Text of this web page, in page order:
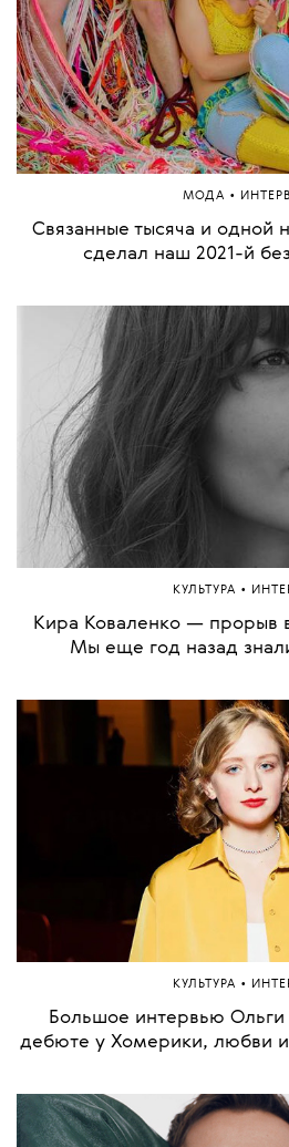
МОДА •
Связанные тысяча и одной
сделал наш 2021-й
КУЛЬТУРА •
Кира Коваленко — прорыв
Мы еще год назад
КУЛЬТУРА •
Большое интервью
дебюте у Хомерики, любви и